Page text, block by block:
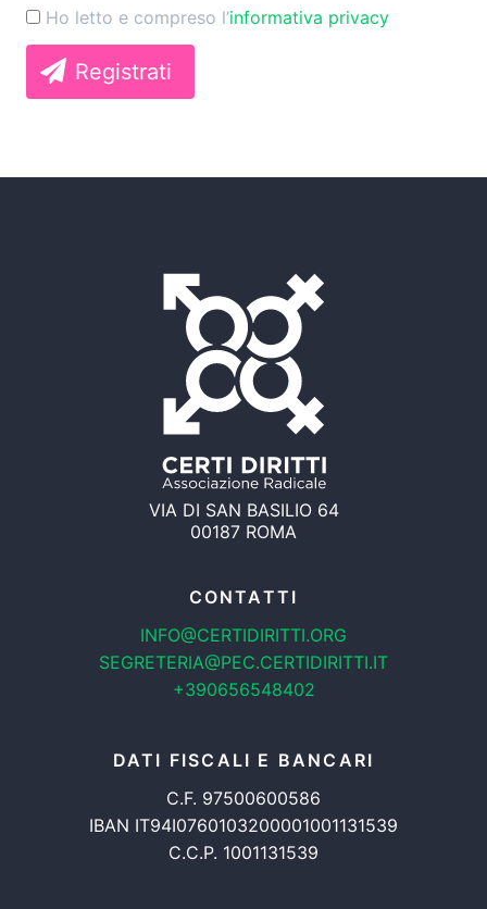
Ho letto e compreso l’informativa privacy
Registrati
VIA DI SAN BASILIO 64
00187 ROMA
CONTATTI
INFO@CERTIDIRITTI.ORG
SEGRETERIA@PEC.CERTIDIRITTI.IT
+390656548402
DATI FISCALI E BANCARI
C.F. 97500600586
IBAN IT94I0760103200001001131539
C.C.P. 1001131539